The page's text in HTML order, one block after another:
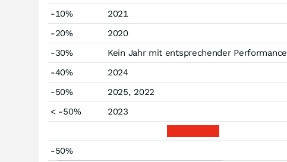
-10%
2021
-20%
2020
-30%
Kein Jahr mit entsprechender Performance
-40%
2024
-50%
2025, 2022
< -50%
2023
-50%